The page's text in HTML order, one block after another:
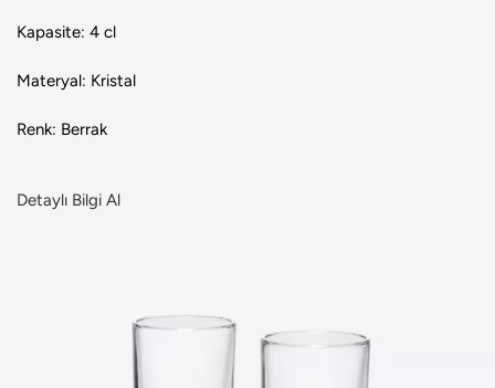
Kapasite: 4 cl
Materyal: Kristal
Renk: Berrak
Detaylı Bilgi Al